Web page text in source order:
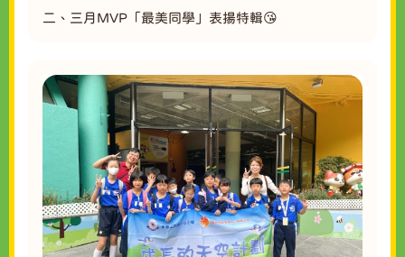
二、三月MVP「最美同學」表揚特輯😘